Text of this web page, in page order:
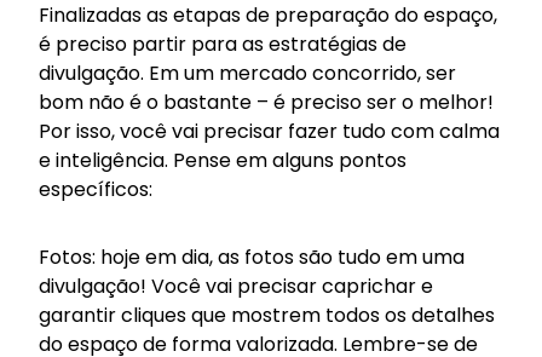
Finalizadas as etapas de preparação do espaço,
é preciso partir para as estratégias de
divulgação. Em um mercado concorrido, ser
bom não é o bastante – é preciso ser o melhor!
Por isso, você vai precisar fazer tudo com calma
e inteligência. Pense em alguns pontos
específicos:
Fotos: hoje em dia, as fotos são tudo em uma
divulgação! Você vai precisar caprichar e
garantir cliques que mostrem todos os detalhes
do espaço de forma valorizada. Lembre-se de